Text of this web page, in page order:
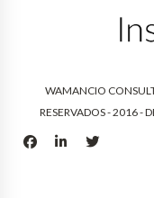
WAMANCIO
RESERVADOS - 2016 -